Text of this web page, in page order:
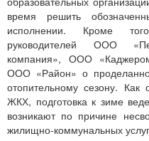
время решить
исполнении. Кроме
руководителей ООО
компания», ООО
ООО «Район» о
отопительному сезону. Как
ЖКХ, подготовка к зиме
возникают по причине
жилищно-коммунальных